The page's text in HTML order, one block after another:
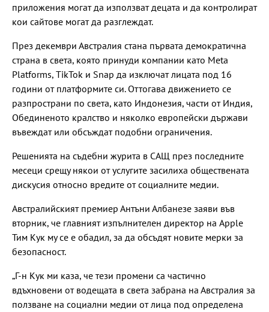
приложения могат да използват децата и да контролират
кои сайтове могат да разглеждат.
През декември Австралия стана първата демократична
страна в света, която принуди компании като Meta
Platforms, TikTok и Snap да изключат лицата под 16
години от платформите си. Оттогава движението се
разпространи по света, като Индонезия, части от Индия,
Обединеното кралство и няколко европейски държави
въвеждат или обсъждат подобни ограничения.
Решенията на съдебни журита в САЩ през последните
месеци срещу някои от услугите засилиха обществената
дискусия относно вредите от социалните медии.
Австралийският премиер Антъни Албанезе заяви във
вторник, че главният изпълнителен директор на Apple
Тим Кук му се е обадил, за да обсъдят новите мерки за
безопасност.
„Г-н Кук ми каза, че тези промени са частично
вдъхновени от водещата в света забрана на Австралия за
ползване на социални медии от лица под определена